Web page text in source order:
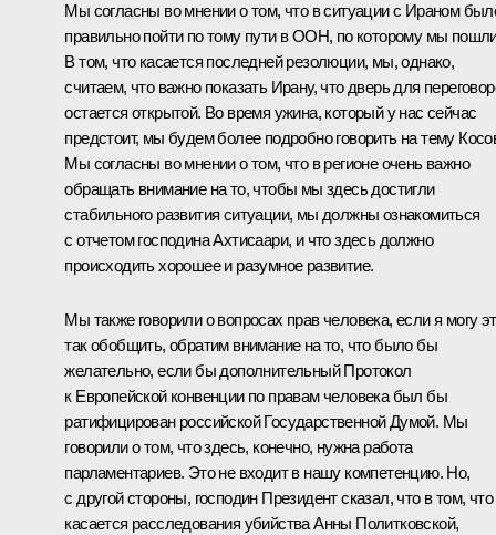
Мы согласны во мнении о том, что в ситуации с Ираном
правильно пойти по тому пути в ООН, по которому мы
В том, что касается последней резолюции, мы, однако,
считаем, что важно показать Ирану, что дверь для
остается открытой. Во время ужина, который у нас сейчас
предстоит, мы будем более подробно говорить на тему
Мы согласны во мнении о том, что в регионе очень важно
обращать внимание на то, чтобы мы здесь достигли
стабильного развития ситуации, мы должны ознакомиться
с отчетом господина Ахтисаари, и что здесь должно
происходить хорошее и разумное развитие.
Мы также говорили о вопросах прав человека, если я могу
так обобщить, обратим внимание на то, что было бы
желательно, если бы дополнительный Протокол
к Европейской конвенции по правам человека был бы
ратифицирован российской Государственной Думой. Мы
говорили о том, что здесь, конечно, нужна работа
парламентариев. Это не входит в нашу компетенцию. Но,
с другой стороны, господин Президент сказал, что в том, что
касается расследования убийства Анны Политковской,